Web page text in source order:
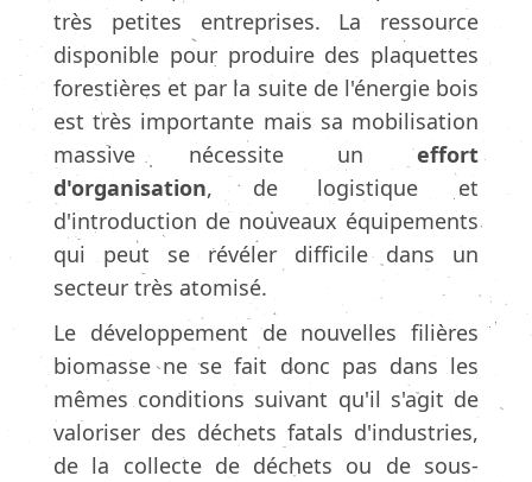
très petites entreprises. La ressource
disponible pour produire des plaquettes
forestières et par la suite de l'énergie bois
est très importante mais sa mobilisation
massive nécessite uneffort
d'organisation, de logistique et
d'introduction de nouveaux équipements
qui peut se révéler difficile dans un
secteur très atomisé.
Le développement de nouvelles filières
biomasse ne se fait donc pas dans les
mêmes conditions suivant qu'il s'agit de
valoriser des déchets fatals d'industries,
de la collecte de déchets ou de sous-